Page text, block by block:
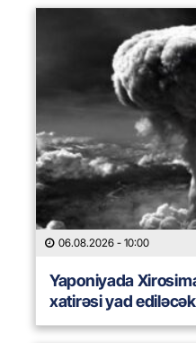
06.08.2026 - 10:00
Yaponiyada
xatirəsi yad ediləcək